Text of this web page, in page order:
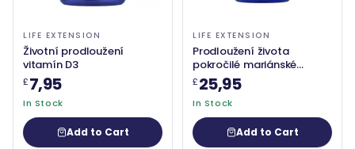
LIFE EXTENSION
Životní prodloužení
vitamín D3
£7,95
In Stock
Add to Cart
LIFE EXTENSION
Prodloužení života
pokročilé mariánské
ostropet
£25,95
In Stock
Add to Cart